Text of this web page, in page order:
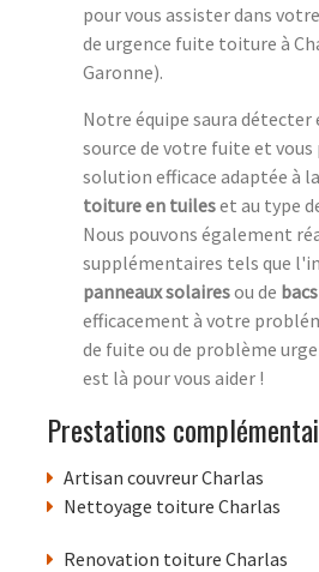
pour vous assister dans
de urgence fuite toiture à
Garonne).
Notre équipe saura
source de votre fuite et vous
solution efficace adaptée à
toiture en tuileset au type
Nous pouvons également
supplémentaires tels que
panneaux solairesou de bacs
efficacement à votre
de fuite ou de problème
est là pour vous aider !
Prestations
Artisan couvreur Charlas
Nettoyage toiture Charlas
Renovation toiture Charlas